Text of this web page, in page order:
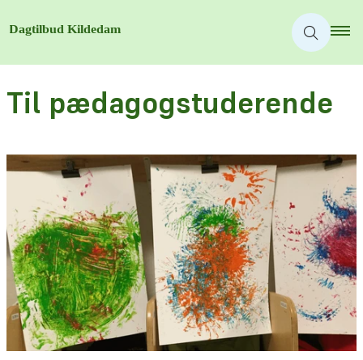
Til pædagogstuderende